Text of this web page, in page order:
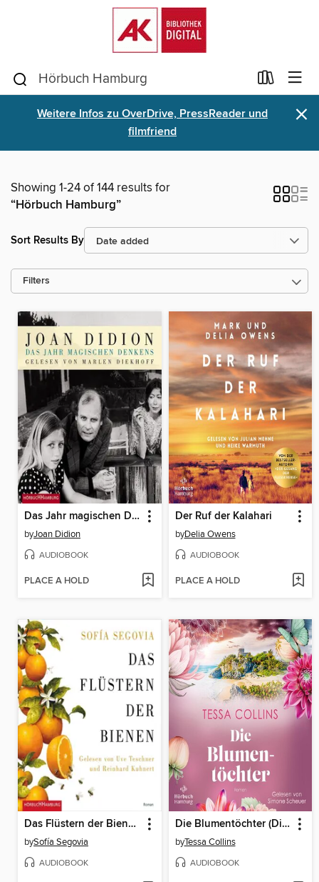
Weitere Infos zu OverDrive, PressReader und
filmfriend
×
Showing 1-24 of 144 results for
“Hörbuch Hamburg”
Sort Results By
Filters
Das Jahr magischen Denkens
byJoan Didion
AUDIOBOOK
PLACE A HOLD
Der Ruf der Kalahari
byDelia Owens
AUDIOBOOK
PLACE A HOLD
Das Flüstern der Bienen
bySofía Segovia
AUDIOBOOK
Die Blumentöchter (Die Blumentöchter 1)
byTessa Collins
AUDIOBOOK